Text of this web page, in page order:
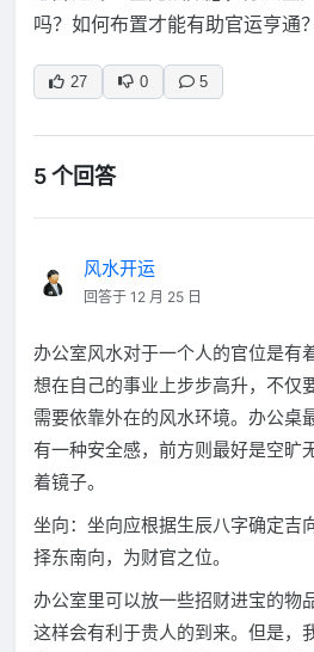
吗？如何布置才能有助官运亨通？
27 0 5
5 个回答
风水开运
回答于 12 月 25 日
办公室风水对于一个人的官位是有
想在自己的事业上步步高升，不仅
需要依靠外在的风水环境。办公桌
有一种安全感，前方则最好是空旷
着镜子。
坐向：坐向应根据生辰八字确定吉
择东南向，为财官之位。
办公室里可以放一些招财进宝的物
这样会有利于贵人的到来。但是，